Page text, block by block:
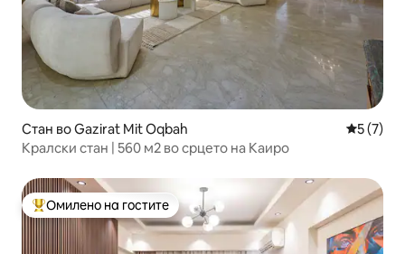
Стан во Gazirat Mit Oqbah
5 (7)
Кралски стан | 560 м2 во срцето на Каиро
Меѓу најуспешните „Омилени на гостите“
Омилено на гостите